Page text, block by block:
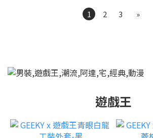
1 2 3 »
遊戲王